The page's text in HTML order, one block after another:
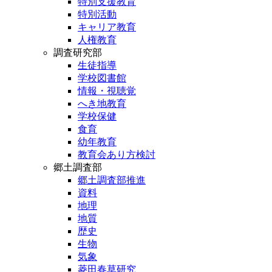
特別活動
キャリア教育
人権教育
調査研究部
生徒指導
学校図書館
情報・視聴覚
へき地教育
学校保健
食育
幼年教育
教育会あり方検討
郷土調査部
郷土調査部推進
資料
地理
地質
歴史
生物
気象
菱田春草研究